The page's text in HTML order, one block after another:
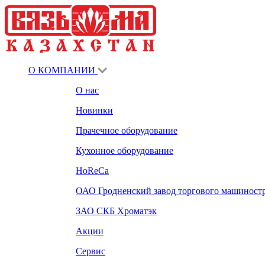
О КОМПАНИИ
О нас
Новинки
Прачечное оборудование
Кухонное оборудование
HoReCa
ОАО Гродненский завод торгового
ЗАО СКБ Хроматэк
Акции
Сервис